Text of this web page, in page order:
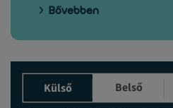
Bővebben
Külső Belső
Karbantartási